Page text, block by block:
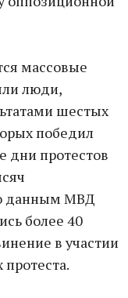
массовые
люди,
шестых
победил
дни протестов
данным МВД
более 40
в участии